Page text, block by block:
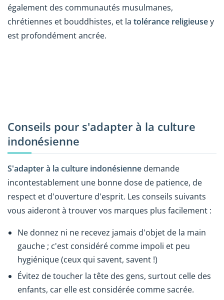
également des communautés musulmanes,
chrétiennes et bouddhistes, et la tolérance religieusey
est profondément ancrée.
Conseils pour s'adapter à la culture
indonésienne
S'adapter à la culture indonésienne demande
incontestablement une bonne dose de patience, de
respect et d'ouverture d'esprit. Les conseils suivants
vous aideront à trouver vos marques plus facilement :
Ne donnez ni ne recevez jamais d'objet de la main
gauche ; c'est considéré comme impoli et peu
hygiénique (ceux qui savent, savent !)
Évitez de toucher la tête des gens, surtout celle des
enfants, car elle est considérée comme sacrée.